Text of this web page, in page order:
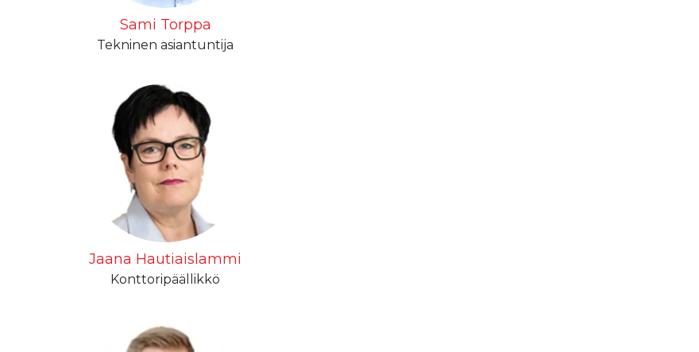
Sami Torppa
Tekninen asiantuntija
Jaana Hautiaislammi
Konttoripäällikkö